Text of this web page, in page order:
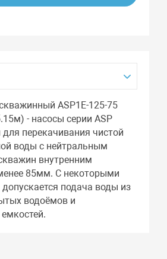
ASP1E-125-75
- насосы серии ASP
перекачивания чистой
воды с нейтральным
внутренним
85мм. С некоторыми
подача воды из
водоёмов и